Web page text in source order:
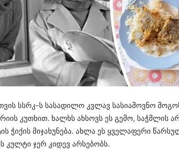
სსრკ-ს სასადილო კვლავ სასიამოვნო
კუთხით. ხალხს ახსოვს ეს გემო, საჭმლის
ჭიქის მიჯახუნება. ახლა ეს ყველაფერი
კულტი ჯერ კიდევ არსებობს.